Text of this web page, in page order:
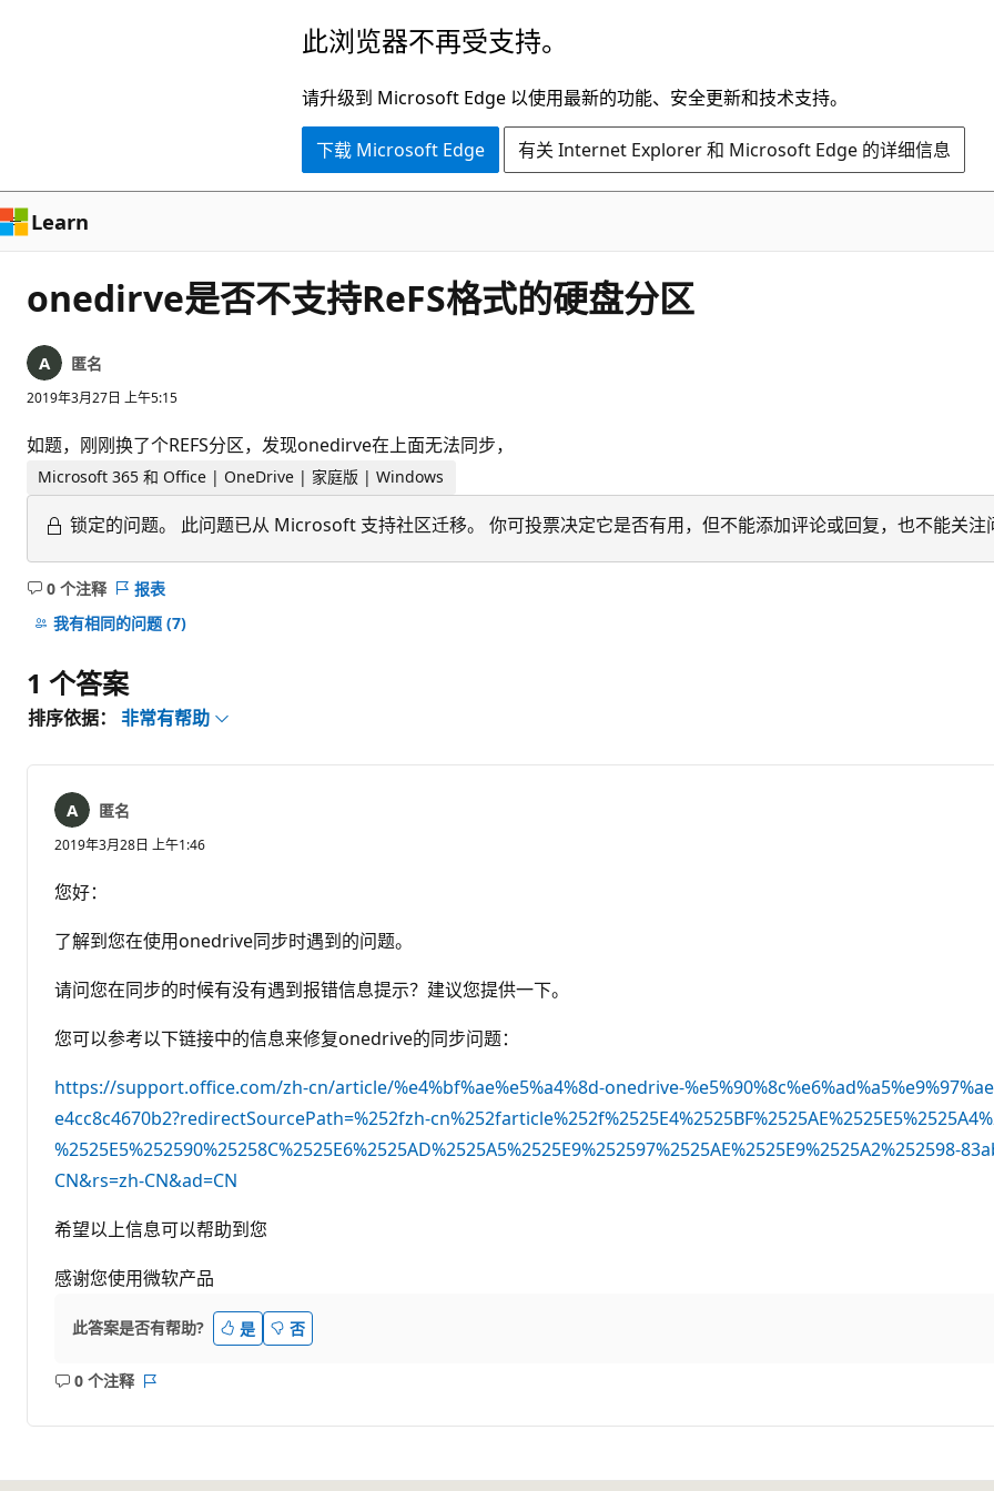
容
此浏览器不再受支持。
请升级到 Microsoft Edge 以使用最新的功能、安全更新和技术支持。
下载 Microsoft Edge 有关 Internet Explorer 和 Microsoft Edge 的详细信息
Learn
onedirve是否不支持ReFS格式的硬盘分区
匿名
2019年3月27日 上午5:15
如题，刚刚换了个REFS分区，发现onedirve在上面无法同步，
Microsoft 365 和 Office | OneDrive | 家庭版 | Windows
锁定的问题。 此问题已从 Microsoft 支持社区迁移。 你可投票决定它是否有用，但不能添加评论或回复，也不能关注
0 个注释
无
注
报表
我有相同的问题 (7)
1 个答案
排序依据： 非常有帮助
匿名
2019年3月28日 上午1:46
您好：
了解到您在使用onedrive同步时遇到的问题。
请问您在同步的时候有没有遇到报错信息提示？建议您提供一下。
您可以参考以下链接中的信息来修复onedrive的同步问题：
https://support.office.com/zh-cn/article/%e4%bf%ae%e5%a4%8d-onedrive-
e4cc8c4670b2?redirectSourcePath=%252fzh-
%2525E5%252590%25258C%2525E6%2525AD%2525A5%2525E9%252597%2525AE%2525E9%2525A2%252598-
CN&rs=zh-CN&ad=CN
希望以上信息可以帮助到您
感谢您使用微软产品
此答案是否有帮助? 是 否
0 个注释
无